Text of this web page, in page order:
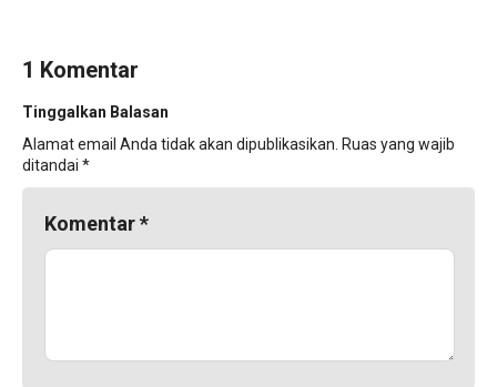
1 Komentar
Tinggalkan Balasan
Alamat email Anda tidak akan dipublikasikan. Ruas yang wajib
ditandai *
Komentar*